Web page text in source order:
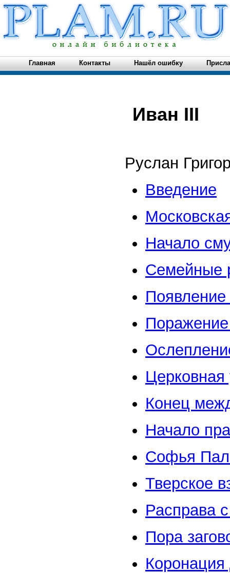
Главная Контакты Нашёл ошибку
Иван III
Руслан
Введение
Начало
Семейные
Появление
Церковная
Конец
Начало
Софья
Тверское
Расправа
Пора